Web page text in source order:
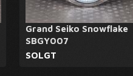
Grand Seiko Snowflake
SBGY007
SOLGT